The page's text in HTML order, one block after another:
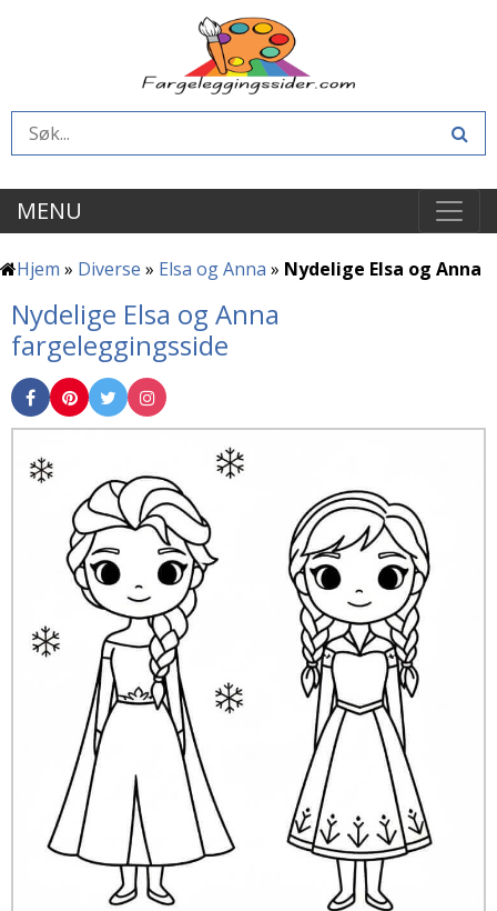
MENU
Hjem » Diverse » Elsa og Anna » Nydelige Elsa og Anna
Nydelige Elsa og Anna
fargeleggingsside